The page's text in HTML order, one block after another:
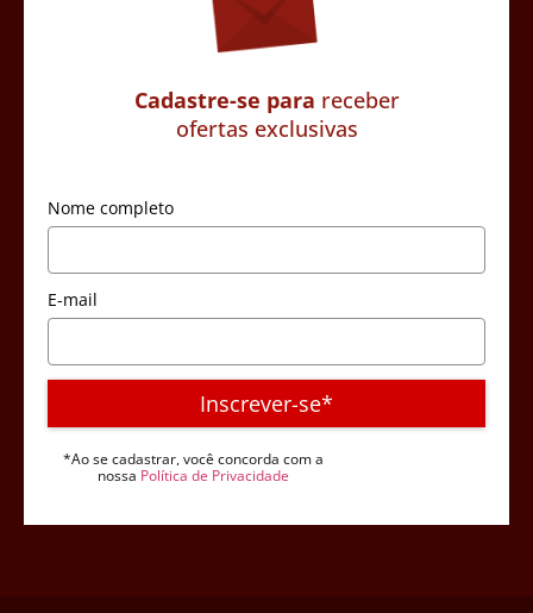
Cadastre-se para receber
ofertas exclusivas
Nome completo
E-mail
Inscrever-se*
*Ao se cadastrar, você concorda com a
nossa Política de Privacidade